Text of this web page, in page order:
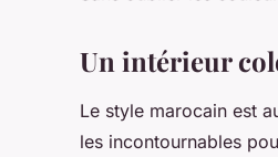
Un intérieur
Le style marocain est
les incontournables